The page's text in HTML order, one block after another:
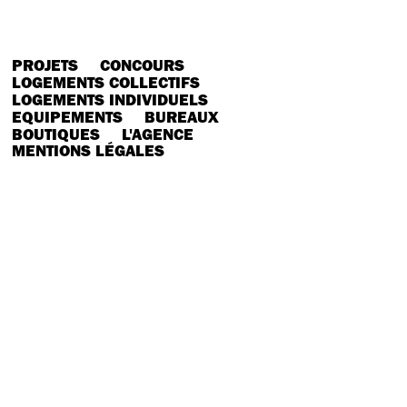
PROJETS
CONCOURS
LOGEMENTS COLLECTIFS
LOGEMENTS INDIVIDUELS
EQUIPEMENTS
BUREAUX
BOUTIQUES
L'AGENCE
MENTIONS LÉGALES